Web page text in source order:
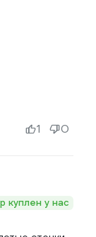
1 0
куплен у нас